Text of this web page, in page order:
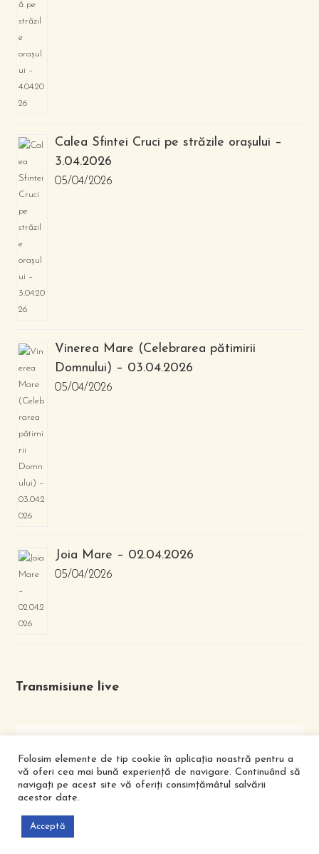
Calea Sfintei Cruci pe străzile orașului –
3.04.2026
05/04/2026
Vinerea Mare (Celebrarea pătimirii
Domnului) – 03.04.2026
05/04/2026
Joia Mare – 02.04.2026
05/04/2026
Transmisiune live
Folosim elemente de tip cookie în aplicația noastră pentru a
vă oferi cea mai bună experiență de navigare. Continuând să
navigați pe acest site vă oferiți consimțămâtul salvării
acestor date.
Acceptă